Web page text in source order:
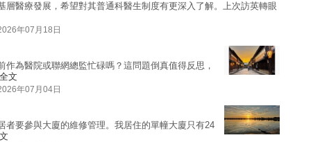
層醫療發展，希望對其普通科醫生制度有更深入了解。上次訪英轉眼
年07月18日
為醫院或聯網總監忙碌嗎？這問題倒真值得反思，
全文
年07月04日
者要參與大廈的維修管理。我居住的單幢大廈只有24